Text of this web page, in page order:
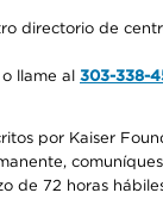
directorio de
llame al 303-338-
por Kaiser
de 72 horas